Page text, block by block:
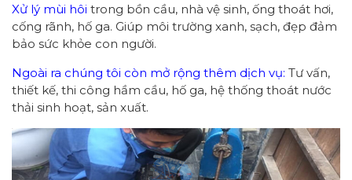
Xử lý mùi hôi trong bồn cầu, nhà vệ sinh, ống thoát hơi,
cống rãnh, hố ga. Giúp môi trường xanh, sạch, đẹp đảm
bảo sức khỏe con người.
Ngoài ra chúng tôi còn mở rộng thêm dịch vụ: Tư vấn,
thiết kế, thi công hầm cầu, hố ga, hệ thống thoát nước
thải sinh hoạt, sản xuất.